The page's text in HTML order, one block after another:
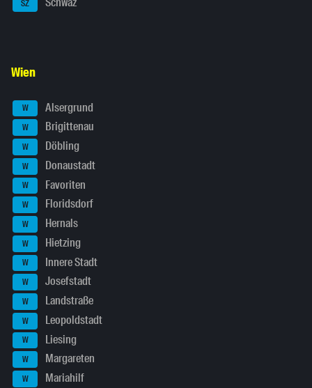
SZ
Wien
W Alsergrund
W Brigittenau
W Döbling
W Donaustadt
W Favoriten
W Floridsdorf
W Hernals
W Hietzing
W Innere Stadt
W Josefstadt
W Landstraße
W Leopoldstadt
W Liesing
W Margareten
W Mariahilf